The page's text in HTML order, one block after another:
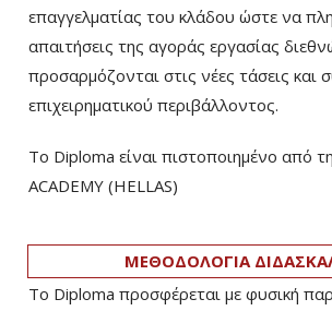
επαγγελματίας του κλάδου ώστε να
απαιτήσεις της αγοράς εργασίας
προσαρμόζονται στις νέες τάσεις και
επιχειρηματικού περιβάλλοντος.
Το Diploma είναι πιστοποιημένο από
ACADEMY (HELLAS)­
ΜΕΘΟΔΟΛΟΓΙΑ
Το Diploma προσφέρεται με φυσική